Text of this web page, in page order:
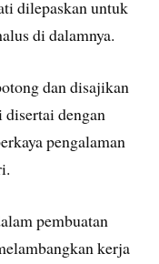
dilepaskan untuk
di dalamnya.
dan disajikan
disertai dengan
pengalaman
pembuatan
kerja